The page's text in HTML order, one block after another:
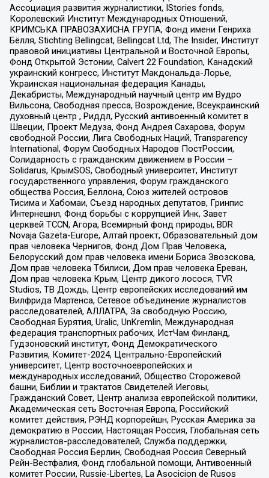
Ассоциация развития журналистики, IStories fonds,
Королевский Институт Международных Отношений,
КРИМСЬКА ПРАВОЗАХИСНА ГРУПА, Фонд имени Генриха
Бёлля, Stichting Bellingcat, Bellingcat Ltd, The Insider, Институт
правовой инициативы Центральной и Восточной Европы,
Фонд Открытой Эстонии, Calvert 22 Foundation, Канадский
украинский конгресс, Институт Макдональда-Лорье,
Украинская национальная федерация Канады,
Декабристы, Международный научный центр им Вудро
Вильсона, Свободная пресса, Возрождение, Всеукраинский
духовный центр , Риддл, Русский антивоенный комитет в
Швеции, Проект Медуза, Фонд Андрея Сахарова, Форум
свободной России, Лига Свободных Наций, Transparеncy
International, Форум Свободных Народов ПостРоссии,
Солидарность с гражданским движением в России –
Solidarus, КрымSOS, Свободный университет, Институт
государственного управления, Форум гражданского
общества Россия, Беллона, Союз жителей островов
Тисима и Хабомаи, Съезд народных депутатов, Гринпис
Интернешнл, Фонд борьбы с коррупцией Инк, Завет
церквей TCCN, Агора, Всемирный фонд природы, BDR
Novaja Gazeta-Europe, Алтай проект, Образовательный дом
прав человека Чернигов, Фонд Дом Прав Человека,
Белорусский дом прав человека имени Бориса Звозскова,
Дом прав человека Тбилиси, Дом прав человека Ереван,
Дом прав человека Крым, Центр дикого лосося, TVR
Studios, ТВ Дождь, Центр европейских исследований им
Вилфрида Мартенса, Сетевое объединение журналистов
расследователей, АЛЛАТРА, За свободную Россию,
Свободная Бурятия, Uralic, UnKremlin, Международная
федерация транспортных рабочих, ИстЧам Финланд,
Гудзоновский институт, Фонд Демократического
Развития, Комитет-2024, Центрально-Европейский
университет, Центр восточноевропейских и
международных исследований, Общество Сторожевой
башни, Библии и трактатов Свидетелей Иеговы,
Гражданский Совет, Центр анализа европейской политики,
Академическая сеть Восточная Европа, Российский
комитет действия, РЭНД корпорейшн, Русская Америка за
демократию в России, Настоящая Россия, Глобальная сеть
журналистов-расследователей, Служба поддержки,
Свободная Россия Берлин, Свободная Россия Северный
Рейн-Вестфалия, Фонд глобальной помощи, Антивоенный
комитет России, Russie-Libertes, La Asocicion de Rusos